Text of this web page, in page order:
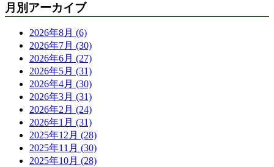
月別アーカイブ
2026年8月 (6)
2026年7月 (30)
2026年6月 (27)
2026年5月 (31)
2026年4月 (30)
2026年3月 (31)
2026年2月 (24)
2026年1月 (31)
2025年12月 (28)
2025年11月 (30)
2025年10月 (28)